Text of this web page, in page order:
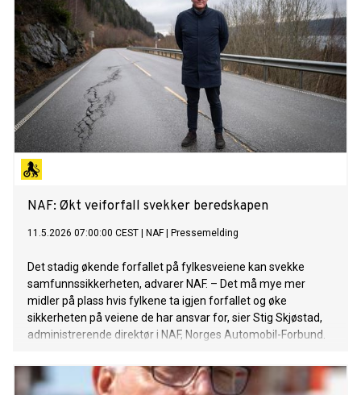
NAF: Økt veiforfall svekker beredskapen
11.5.2026 07:00:00 CEST NAF| Pressemelding
Det stadig økende forfallet på fylkesveiene kan svekke
samfunnssikkerheten, advarer NAF. – Det må mye mer
midler på plass hvis fylkene ta igjen forfallet og øke
sikkerheten på veiene de har ansvar for, sier Stig Skjøstad,
administrerende direktør i NAF, Norges Automobil-Forbund.